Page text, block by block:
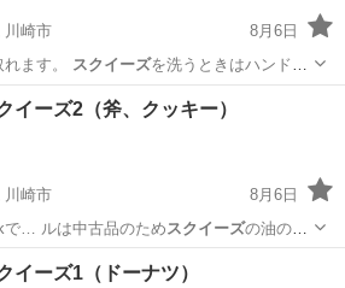
川崎市
8月6日
ます。
スクイーズを洗うときはハンドソ
イーズ2（斧、クッキー）
川崎市
8月6日
で… ルは中古品のため スクイーズの油のよ
クイーズ#海外製スクイ…
スクイーズ
イーズ1（ドーナツ）